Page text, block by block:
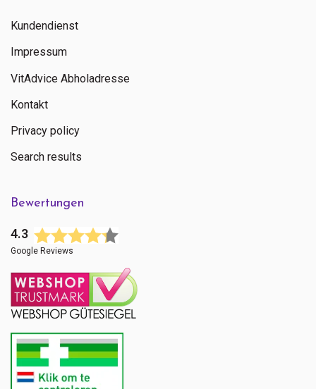
Kundendienst
Impressum
VitAdvice Abholadresse
Kontakt
Privacy policy
Search results
Bewertungen
4.3
Google Reviews